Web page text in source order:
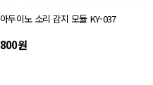
아두이노 소리 감지 모듈 KY-037
800원